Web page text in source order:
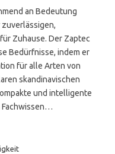
an Bedeutung
Zuhause. Der Zaptec
Bedürfnisse, indem er
für alle Arten von
skandinavischen
und intelligente
Fachwissen…